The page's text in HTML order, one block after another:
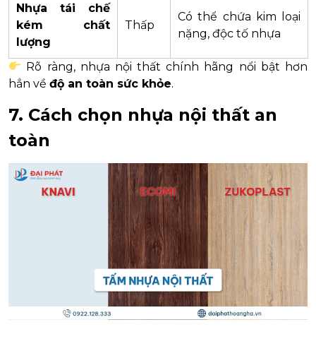
Nhựa tái chế
kém chất
lượng
Thấp
Có thể chứa kim loại
nặng, độc tố nhựa
Rõ ràng, nhựa nội thất chính hãng nổi bật hơn
hẳn về độ an toàn sức khỏe.
7. Cách chọn nhựa nội thất an
toàn